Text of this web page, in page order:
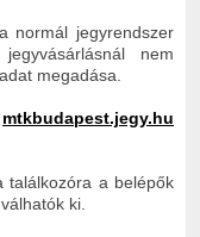
normál jegyrendszer
nem
megadása.
mtkbudapest.jegy.hu
találkozóra a belépők
ki.